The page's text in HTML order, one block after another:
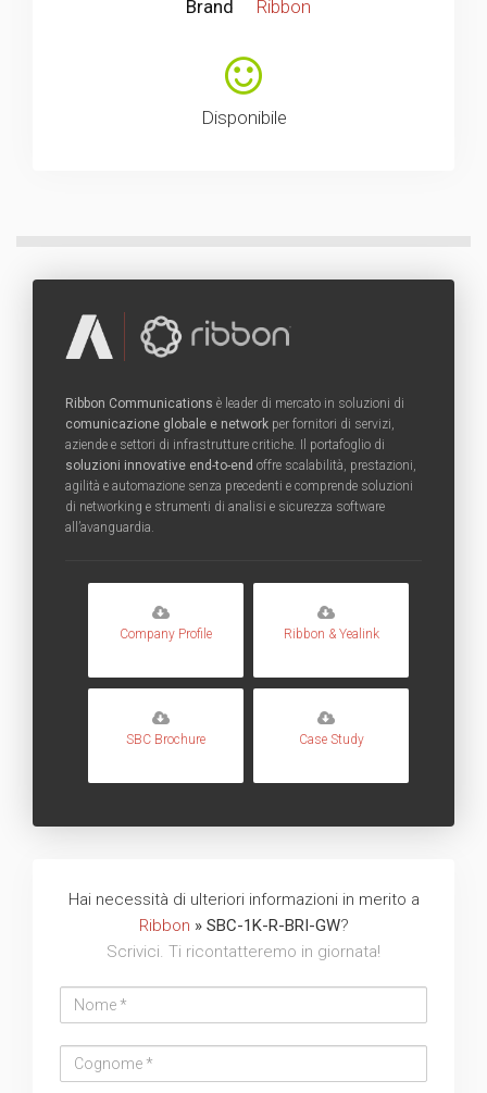
Brand Ribbon
Disponibile
Ribbon Communications è leader di mercato in soluzioni di
comunicazione globale e network per fornitori di servizi,
aziende e settori di infrastrutture critiche. Il portafoglio di
soluzioni innovative end-to-end offre scalabilità, prestazioni,
agilità e automazione senza precedenti e comprende soluzioni
di networking e strumenti di analisi e sicurezza software
all’avanguardia.
Company Profile Ribbon & Yealink
SBC Brochure Case Study
Hai necessità di ulteriori informazioni in merito a
Ribbon » SBC-1K-R-BRI-GW?
Scrivici. Ti ricontatteremo in giornata!